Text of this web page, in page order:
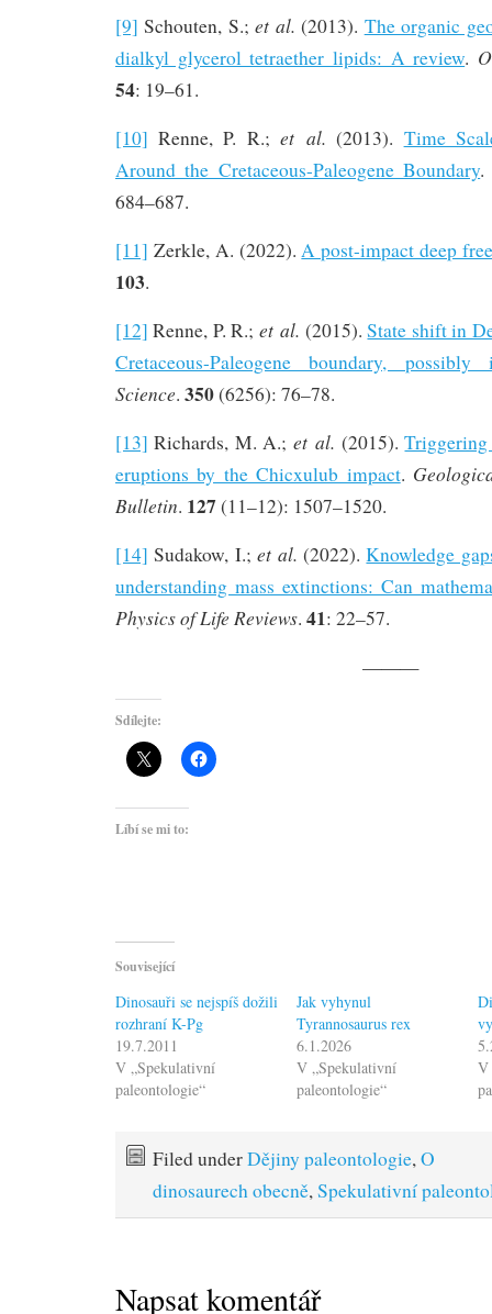
[9] Schouten, S.;et al. (2013). The organic
dialkyl glycerol tetraether lipids: A review.
54: 19–61.
[10] Renne, P. R.; et al. (2013). Time
Around the Cretaceous-Paleogene Boundary
684–687.
[11] Zerkle, A. (2022).A post-impact deep
103.
[12] Renne, P. R.; et al. (2015).State shift in
Cretaceous-Paleogene boundary,
Science. 350(6256): 76–78.
[13] Richards, M. A.; et al. (2015).
eruptions by the Chicxulub impact.
Bulletin. 127(11–12): 1507–1520.
[14] Sudakow, I.;et al. (2022).Knowledge
understanding mass extinctions: Can
Physics of Life Reviews. 41: 22–57.
———
Sdílejte:
Líbí se mi to:
Související
Dinosauři se nejspíš dožili
rozhraní K-Pg
19.7.2011
V „Spekulativní
paleontologie“
Jak vyhynul
Tyrannosaurus rex
6.1.2026
V „Spekulativní
paleontologie“
V
Filed underDějiny paleontologie,O
dinosaurech obecně,Spekulativní
Napsat komentář